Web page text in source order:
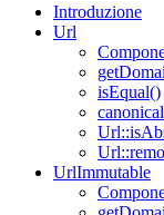
Introduzione
Url
isEqual()
UrlImmutable